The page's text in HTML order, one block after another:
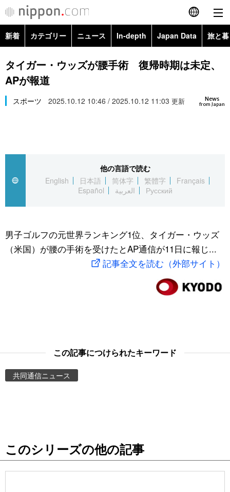
English
简体字
Русский
カテゴリー
経済・ビジネス
国際
文化
トップ
アーカイブ
In-depth
Japan Data
動画/Live
お知らせ
新着 カテゴリー ニュース In-depth Japan Data 旅と
政治・外交
経済・ビジネス
スポーツ・東京2020
Topics
タイガー・ウッズが腰手術 復帰時期は未定、
APが報道
News
from Japan
スポーツ 2025.10.12 10:46 / 2025.10.12 11:03 更新
他の言語で読む
English
日本語 简体字 繁體字
Français
Español
العربية Русский
男子ゴルフの元世界ランキング1位、タイガー・ウッズ
（米国）が腰の手術を受けたとAP通信が11日に報じ...
記事全文を読む（外部サイト）
この記事につけられたキーワード
共同通信ニュース
このシリーズの他の記事